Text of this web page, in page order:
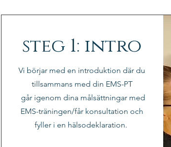
steg 1: intro
Vi börjar med en introduktion där du
tillsammans med din EMS-PT
går igenom dina målsättningar med
EMS-träningen/får konsultation och
fyller i en hälsodeklaration.